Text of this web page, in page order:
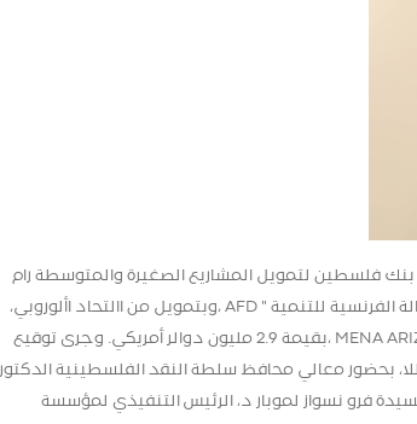
مع بنك فلسطين لتمويل المشاريع الصغيرة والمتوسطة رام
هللا_ وقع بنك فلسطين و مؤسسة بروباركو (Proparco (الذ ارع االستثماري للوكالة الفرنسية للتنمية " AFD ،وبتمويل من االتحاد األوروبي،
اتفاقية تجديد لدعم وتمويل المشاريع الصغيرة والمتوسطة، من خالل محفظة MENA ARIZ ،بقيمة 2.9 مليون دوالر أمريكي. وجرى توقيع
لإلدارة العامة برام هللا، بحضور معالي محافظ سلطة النقد الفلسطينية الدكتور
فرو نسواز لموبار د، الرئيس التنفيذي لمؤسسة